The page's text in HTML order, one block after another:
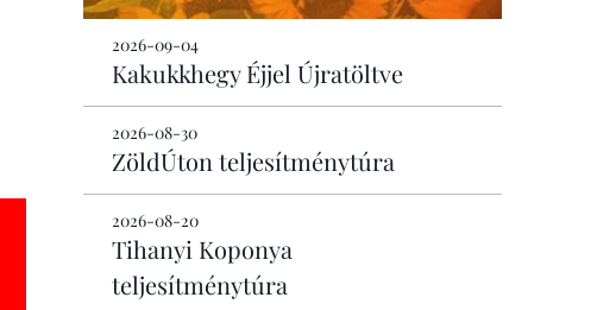
2026-09-04
Kakukkhegy Éjjel Újratöltve
2026-08-30
ZöldÚton teljesítménytúra
2026-08-20
Tihanyi Koponya
teljesítménytúra